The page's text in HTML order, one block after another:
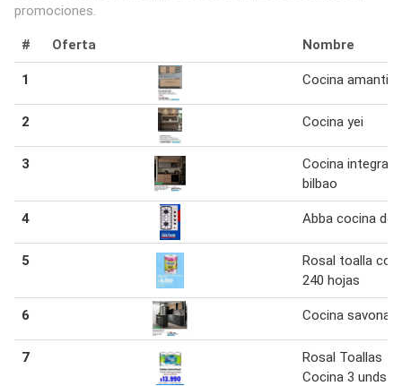
promociones.
# Oferta Nombre
1 Cocina amantia
2 Cocina yei
3
Cocina integral
bilbao
4 Abba cocina de
5
Rosal toalla
240 hojas
6 Cocina savona
7
Rosal Toallas
Cocina 3 unds